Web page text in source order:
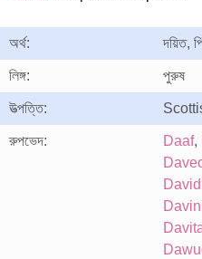
অর্থ: দয়িত,
লিঙ্গ: পুরুষ
উত্পত্তি:
রুপভেদ: Daaf,